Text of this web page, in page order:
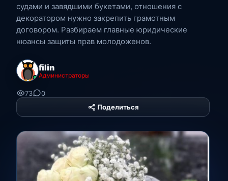
судами и завядшими букетами, отношения с
декоратором нужно закрепить грамотным
договором. Разбираем главные юридические
нюансы защиты прав молодоженов.
filin
Администраторы
73
0
Поделиться